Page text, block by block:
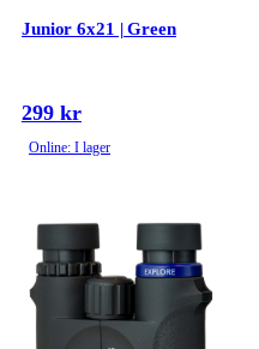
Junior 6x21 | Green
299 kr
Online: I lager